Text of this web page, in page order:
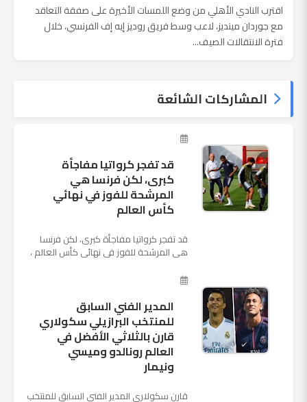
اقترب النادي الأهلي من وضع اللمسات الأخيرة على صفقة التعاقد
مع جوردان مينديز، لاعب وسط فريق روديز إيه إف الفرنسي، خلال
فترة الانتقالات الصيف...
المشاركات الشائعة
قد تفجر كرواتيا مفاجأة
كبرى، لكن فرنسا هي
المرشحة للفوز في نهائي
كأس العالم
قد تفجر كرواتيا مفاجأة كبرى، لكن فرنسا
هي المرشحة للفوز في نهائي كأس العالم ،
الروسية في يوم شديد الح...
المدير الفني السابق
للمنتخب البرازيلي سكولاري
قارن بالثلاثي الأفضل في
العالم رونالدو وميسي
ونيمار
قارن سكولاري المدير الفني السابق للمنتخب